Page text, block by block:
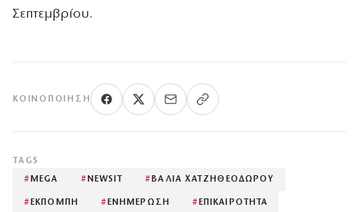
Σεπτεμβρίου.
ΚΟΙΝΟΠΟΊΗΣΗ
TAGS
#MEGA #NEWSIT #ΒΑΛΙΑ ΧΑΤΖΗΘΕΟΔΩΡΟΥ
#ΕΚΠΟΜΠΗ #ΕΝΗΜΕΡΩΣΗ #ΕΠΙΚΑΙΡΟΤΗΤΑ